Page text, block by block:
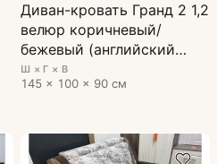
Диван-кровать Гранд 2 1,2
велюр коричневый/
бежевый (английский
флаг)
Ш × Г × В
145 × 100 × 90 см